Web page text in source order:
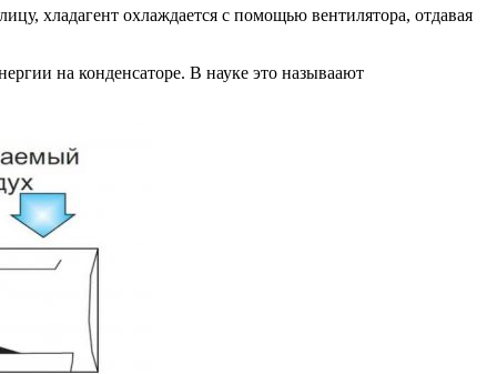
хладагент охлаждается с помощью вентилятора, отдавая
на конденсаторе. В науке это называают